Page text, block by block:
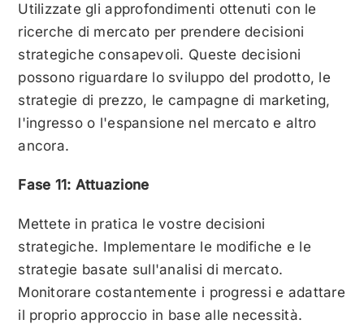
Utilizzate gli approfondimenti ottenuti con le
ricerche di mercato per prendere decisioni
strategiche consapevoli. Queste decisioni
possono riguardare lo sviluppo del prodotto, le
strategie di prezzo, le campagne di marketing,
l'ingresso o l'espansione nel mercato e altro
ancora.
Fase 11: Attuazione
Mettete in pratica le vostre decisioni
strategiche. Implementare le modifiche e le
strategie basate sull'analisi di mercato.
Monitorare costantemente i progressi e adattare
il proprio approccio in base alle necessità.